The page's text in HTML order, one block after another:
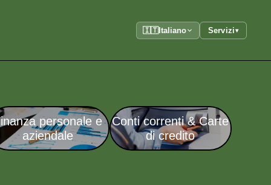
🇮🇹Italiano Servizi▾
personale e
aziendale
Conti correnti & Carte
di credito